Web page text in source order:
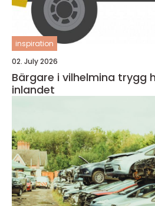
inspiration
02. July 2026
Bärgare i vilhelmina trygg hjälp på vägarna i
inlandet